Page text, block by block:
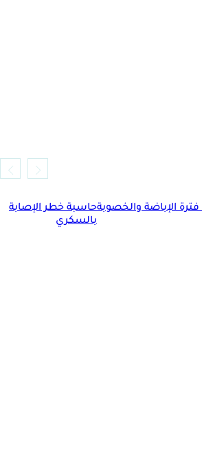
الإباضة والخصوبةحاسبة خطر الإصابة
بالسكري